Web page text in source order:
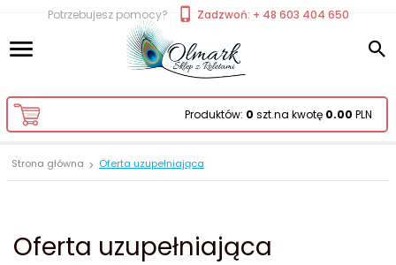
Potrzebujesz pomocy? Zadzwoń: + 48 603 404 650
Produktów: 0 szt.na kwotę 0.00 PLN
Strona główna Oferta uzupełniająca
Oferta uzupełniająca